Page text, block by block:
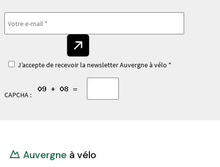
J’accepte de recevoir la newsletter Auvergne à vélo *
CAPCHA :
Auvergne à vélo